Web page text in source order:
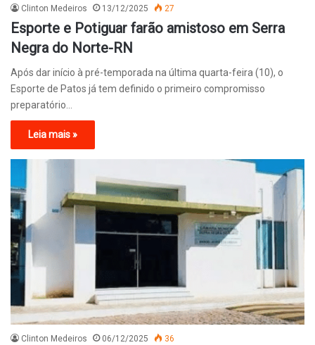
Clinton Medeiros 13/12/2025 27
Esporte e Potiguar farão amistoso em Serra
Negra do Norte-RN
Após dar início à pré-temporada na última quarta-feira (10), o
Esporte de Patos já tem definido o primeiro compromisso
preparatório…
Leia mais »
Clinton Medeiros 06/12/2025 36